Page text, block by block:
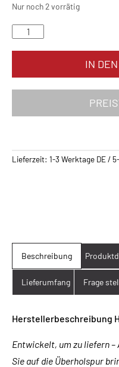
Nur noch 2 vorrätig
HP Designjet T1600 Menge
IN
Lieferzeit: 1-3 Werktage DE /
Beschreibung
Lieferumfang Frage
Herstellerbeschreibung
Entwickelt, um zu liefern
Sie auf die Überholspur